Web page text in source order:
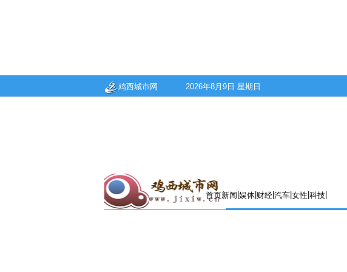
鸡西城市网 2026年8月9日 星期日
首页新闻 娱体 财经 汽车 女性 科技